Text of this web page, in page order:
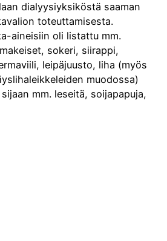
dialyysiyksiköstä saaman
toteuttamisesta.
aineisiin oli listattu mm.
sokeri, siirappi,
leipäjuusto, liha (myös
muodossa)
mm. leseitä, soijapapuja,